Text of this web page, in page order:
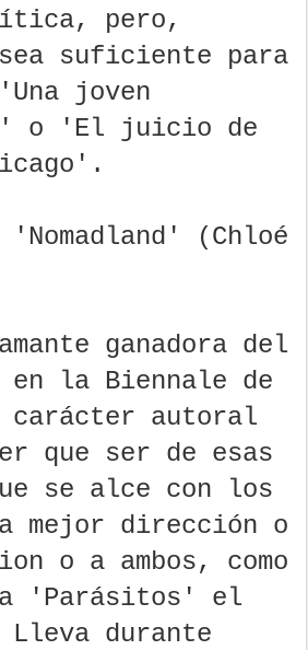
pero,
suficiente para
joven
o 'El juicio de
'Nomadland' (Chloé
ganadora del
en la Biennale de
carácter autoral
que ser de esas
se alce con los
mejor dirección o
o a ambos, como
'Parásitos' el
Lleva durante